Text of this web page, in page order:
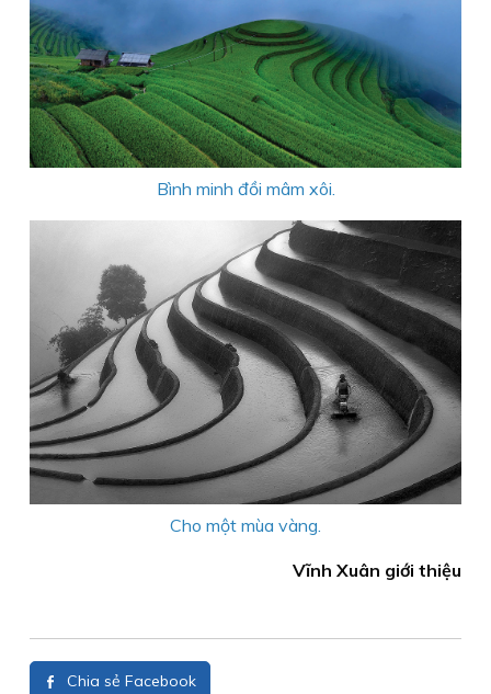
Bình minh đồi mâm xôi.
Cho một mùa vàng.
Vĩnh Xuân giới thiệu
Chia sẻ Facebook